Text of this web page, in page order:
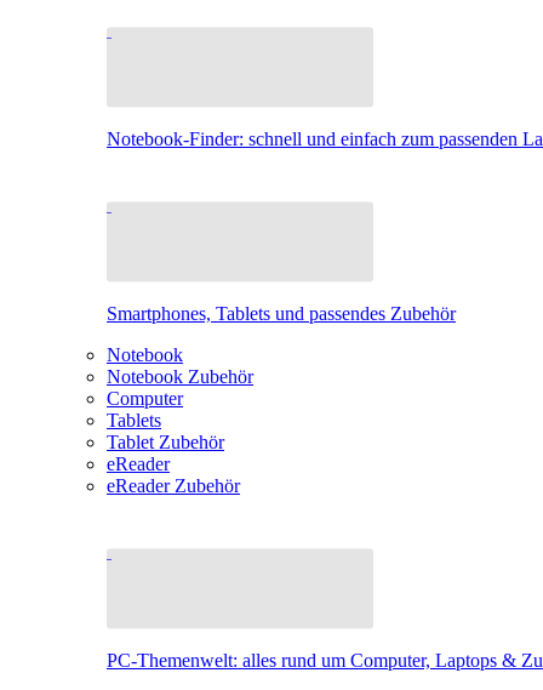
Notebook-Finder: schnell und einfach zum passenden
Smartphones, Tablets und passendes Zubehör
Notebook
Notebook Zubehör
Computer
Tablets
Tablet Zubehör
eReader
eReader Zubehör
PC-Themenwelt: alles rund um Computer, Laptops &